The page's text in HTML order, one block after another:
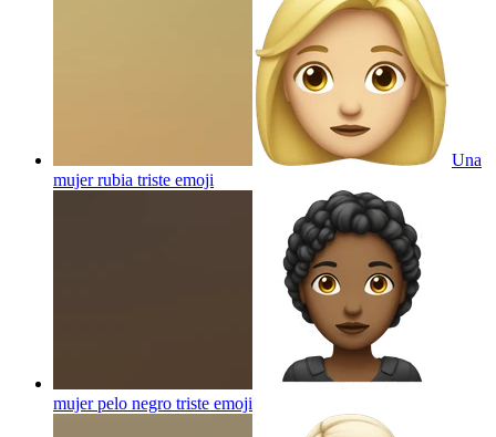
Una
mujer rubia triste emoji
mujer pelo negro triste emoji